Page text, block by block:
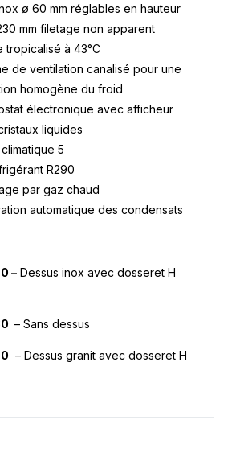
ø 60 mm réglables en hauteur
mm filetage non apparent
tropicalisé à 43°C
de ventilation canalisé pour une
homogène du froid
électronique avec afficheur
liquides
5
R290
par gaz chaud
automatique des condensats
– Dessus inox avec dosseret H
– Sans dessus
– Dessus granit avec dosseret H